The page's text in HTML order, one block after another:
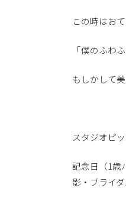
この時はお
「僕のふわ
もしかして
スタジオピ
記念日（1歳
影・ブライ